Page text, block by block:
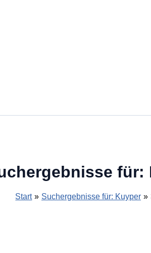
für:
Start Suchergebnisse für: Kuyper